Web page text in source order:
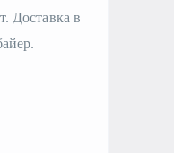
Доставка в